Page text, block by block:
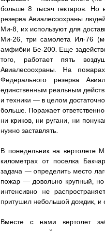
больше 8 тысяч гектаров. Но
резерва Авиалесоохраны
Ми-8, их используют для
Ми-26, три самолета Ил-76
амфибии Бе-200. Еще
того, работает пять
Авиалесоохраны. На
Федерального резерва
единственным реальным
и техники — в целом
больше. Поражает
ни криков, ни ругани, ни
нужно заставлять.
В понедельник на вертолете
километрах от поселка
задача — определить место
пожар — довольно крупный, но
интенсивно не
притушил небольшой дождик, и
Вместе с нами вертолет